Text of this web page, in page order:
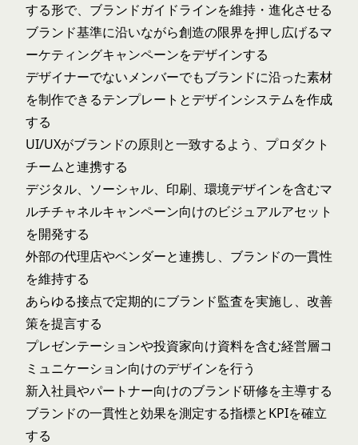
する形で、ブランドガイドラインを維持・進化させる
ブランド基準に沿いながら創造の限界を押し広げるマ
ーケティングキャンペーンをデザインする
デザイナーでないメンバーでもブランドに沿った素材
を制作できるテンプレートとデザインシステムを作成
する
UI/UXがブランドの原則と一致するよう、プロダクト
チームと連携する
デジタル、ソーシャル、印刷、環境デザインを含むマ
ルチチャネルキャンペーン向けのビジュアルアセット
を開発する
外部の代理店やベンダーと連携し、ブランドの一貫性
を維持する
あらゆる接点で定期的にブランド監査を実施し、改善
策を提言する
プレゼンテーションや投資家向け資料を含む経営層コ
ミュニケーション向けのデザインを行う
新入社員やパートナー向けのブランド研修を主導する
ブランドの一貫性と効果を測定する指標とKPIを確立
する